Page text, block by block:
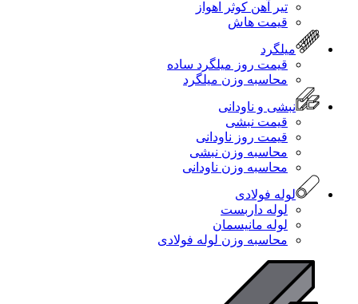
تیر آهن کوثر اهواز
قیمت هاش
میلگرد
قیمت روز میلگرد ساده
محاسبه وزن میلگرد
نبشی و ناودانی
قیمت نبشی
قیمت روز ناودانی
محاسبه وزن نبشی
محاسبه وزن ناودانی
لوله فولادی
لوله داربست
لوله مانیسمان
محاسبه وزن لوله فولادی